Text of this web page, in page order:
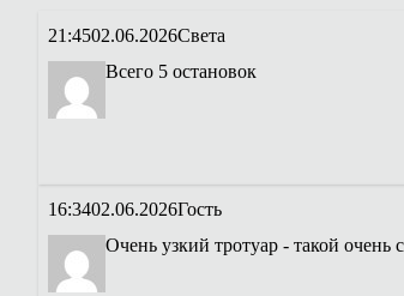
21:4502.06.2026Света
Всего 5 остановок
16:3402.06.2026Гость
Очень узкий тротуар - такой очень